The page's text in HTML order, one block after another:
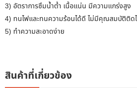
3) อัตราการซึมน้ำต่ำ เนื้อแน่น มีความแกร่งสูง
4) ทนไฟและทนความร้อนได้ดี ไม่มีคุณสมบัติติด
5) ทำความสะอาดง่าย
สินค้าที่เกี่ยวข้อง